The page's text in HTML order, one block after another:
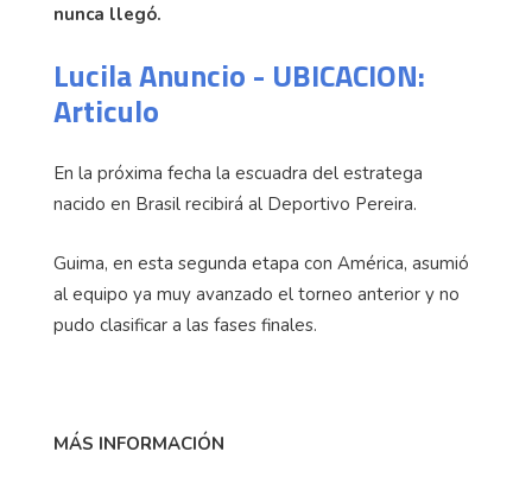
nunca llegó.
Lucila Anuncio - UBICACION:
Articulo
En la próxima fecha la escuadra del estratega
nacido en Brasil recibirá al Deportivo Pereira.
Guima, en esta segunda etapa con América, asumió
al equipo ya muy avanzado el torneo anterior y no
pudo clasificar a las fases finales.
MÁS INFORMACIÓN